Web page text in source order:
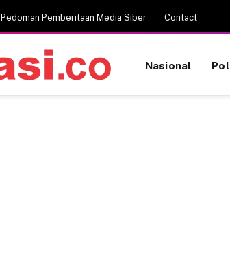
Pedoman Pemberitaan Media Siber Contact
Nasional